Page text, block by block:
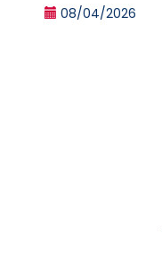
08/04/2026